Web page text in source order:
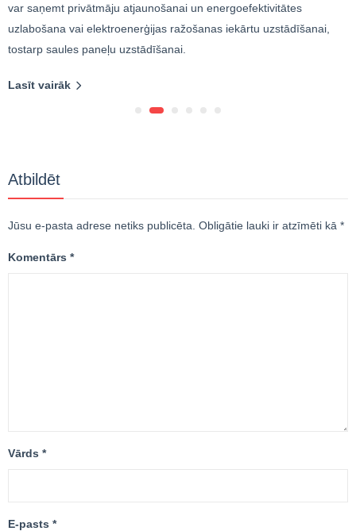
var saņemt privātmāju atjaunošanai un energoefektivitātes
uzlabošana vai elektroenerģijas ražošanas iekārtu uzstādīšanai,
tostarp saules paneļu uzstādīšanai.
Lasīt vairāk
Atbildēt
Jūsu e-pasta adrese netiks publicēta. Obligātie lauki ir atzīmēti kā *
Komentārs *
Vārds *
E-pasts *